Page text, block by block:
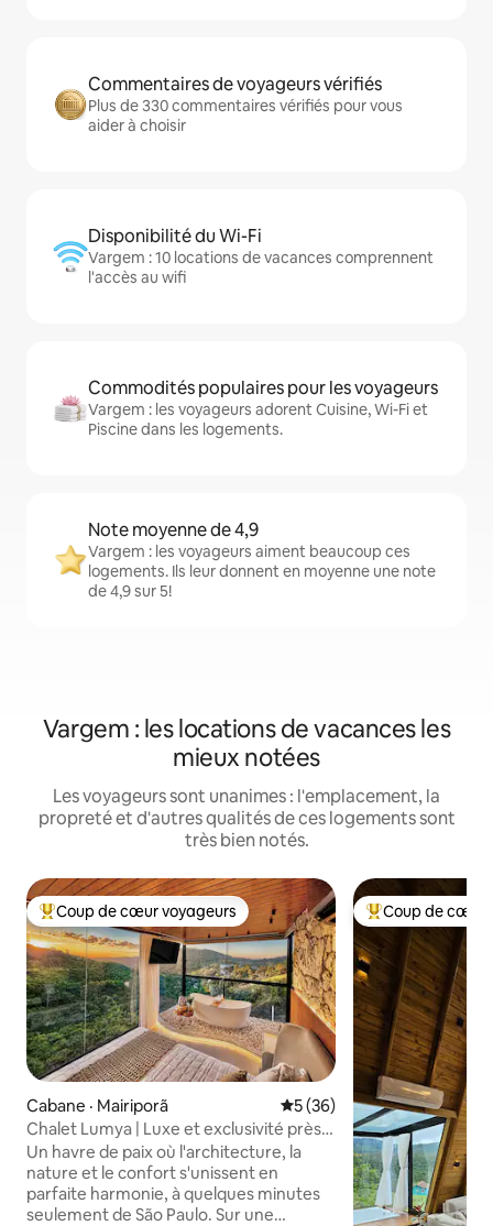
Commentaires de voyageurs vérifiés
Plus de 330 commentaires vérifiés pour vous
aider à choisir
Disponibilité du Wi-Fi
Vargem : 10 locations de vacances comprennent
l'accès au wifi
Commodités populaires pour les voyageurs
Vargem : les voyageurs adorent Cuisine, Wi-Fi et
Piscine dans les logements.
Note moyenne de 4,9
Vargem : les voyageurs aiment beaucoup ces
logements. Ils leur donnent en moyenne une note
de 4,9 sur 5!
Vargem : les locations de vacances les
mieux notées
Les voyageurs sont unanimes : l'emplacement, la
propreté et d'autres qualités de ces logements sont
très bien notés.
Coup de cœur voyageurs parmi les plus aimés
Coup de cœur voyageurs
Cabane · Mairiporã Note moyenne de 5 sur 5,
5 (36)
Chalet Lumya | Luxe et exclusivité près
de São Paulo
Un havre de paix où l'architecture, la
nature et le confort s'unissent en
parfaite harmonie, à quelques minutes
seulement de São Paulo. Sur une
Coup de cœur
Coup de cœur